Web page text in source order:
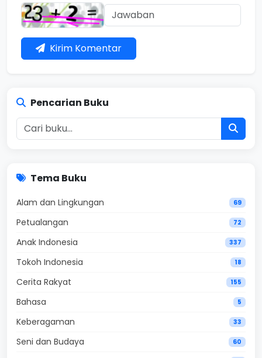
Kirim Komentar
Pencarian Buku
Tema Buku
Alam dan Lingkungan 69
Petualangan 72
Anak Indonesia 337
Tokoh Indonesia 18
Cerita Rakyat 155
Bahasa 5
Keberagaman 33
Seni dan Budaya 60